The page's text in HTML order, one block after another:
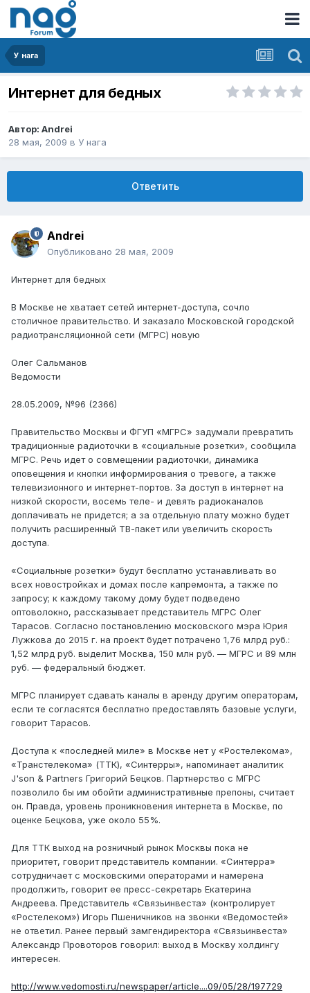
У нага
Интернет для бедных
Автор: Andrei
28 мая, 2009 в У нага
Ответить
Andrei
Опубликовано 28 мая, 2009
Интернет для бедных
В Москве не хватает сетей интернет-доступа, сочло
столичное правительство. И заказало Московской городской
радиотрансляционной сети (МГРС) новую
Олег Сальманов
Ведомости
28.05.2009, №96 (2366)
Правительство Москвы и ФГУП «МГРС» задумали превратить
традиционные радиоточки в «социальные розетки», сообщила
МГРС. Речь идет о совмещении радиоточки, динамика
оповещения и кнопки информирования о тревоге, а также
телевизионного и интернет-портов. За доступ в интернет на
низкой скорости, восемь теле- и девять радиоканалов
доплачивать не придется; а за отдельную плату можно будет
получить расширенный ТВ-пакет или увеличить скорость
доступа.
«Социальные розетки» будут бесплатно устанавливать во
всех новостройках и домах после капремонта, а также по
запросу; к каждому такому дому будет подведено
оптоволокно, рассказывает представитель МГРС Олег
Тарасов. Согласно постановлению московского мэра Юрия
Лужкова до 2015 г. на проект будет потрачено 1,76 млрд руб.:
1,52 млрд руб. выделит Москва, 150 млн руб. — МГРС и 89 млн
руб. — федеральный бюджет.
МГРС планирует сдавать каналы в аренду другим операторам,
если те согласятся бесплатно предоставлять базовые услуги,
говорит Тарасов.
Доступа к «последней миле» в Москве нет у «Ростелекома»,
«Транстелекома» (ТТК), «Синтерры», напоминает аналитик
J'son & Partners Григорий Бецков. Партнерство с МГРС
позволило бы им обойти административные препоны, считает
он. Правда, уровень проникновения интернета в Москве, по
оценке Бецкова, уже около 55%.
Для ТТК выход на розничный рынок Москвы пока не
приоритет, говорит представитель компании. «Синтерра»
сотрудничает с московскими операторами и намерена
продолжить, говорит ее пресс-секретарь Екатерина
Андреева. Представитель «Связьинвеста» (контролирует
«Ростелеком») Игорь Пшеничников на звонки «Ведомостей»
не ответил. Ранее первый замгендиректора «Связьинвеста»
Александр Провоторов говорил: выход в Москву холдингу
интересен.
http://www.vedomosti.ru/newspaper/article....09/05/28/197729